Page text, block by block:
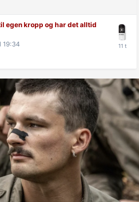
egen kropp og har det alltid
19:34